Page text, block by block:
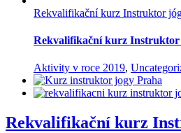
Rekvalifikační kurz Instruktor
Rekvalifikační kurz Instruktor
Aktivity v roce 2019,
Rekvalifikační kurz